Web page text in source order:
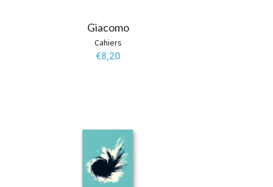
Giacomo
Cahiers
€8,20